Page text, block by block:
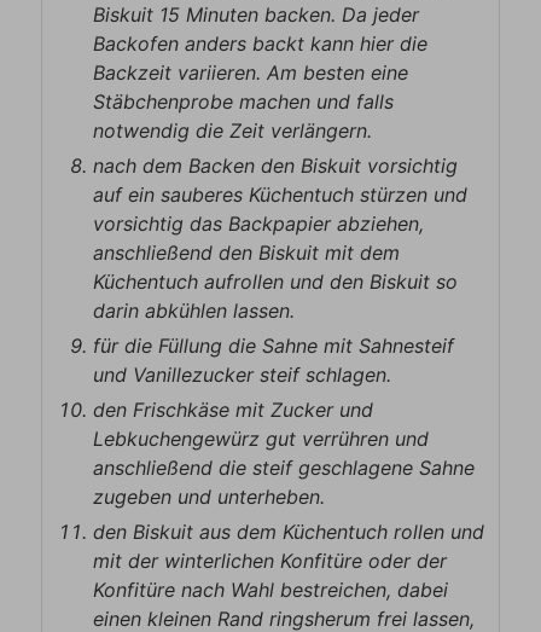
Biskuit 15 Minuten backen. Da jeder
Backofen anders backt kann hier die
Backzeit variieren. Am besten eine
Stäbchenprobe machen und falls
notwendig die Zeit verlängern.
nach dem Backen den Biskuit vorsichtig
auf ein sauberes Küchentuch stürzen und
vorsichtig das Backpapier abziehen,
anschließend den Biskuit mit dem
Küchentuch aufrollen und den Biskuit so
darin abkühlen lassen.
für die Füllung die Sahne mit Sahnesteif
und Vanillezucker steif schlagen.
den Frischkäse mit Zucker und
Lebkuchengewürz gut verrühren und
anschließend die steif geschlagene Sahne
zugeben und unterheben.
den Biskuit aus dem Küchentuch rollen und
mit der winterlichen Konfitüre oder der
Konfitüre nach Wahl bestreichen, dabei
einen kleinen Rand ringsherum frei lassen,